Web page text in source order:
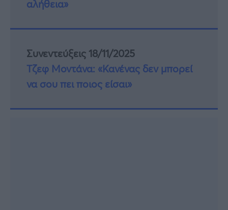
αλήθεια»
Συνεντεύξεις 18/11/2025
Τζεφ Μοντάνα: «Κανένας δεν μπορεί
να σου πει ποιος είσαι»